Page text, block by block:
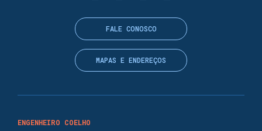
ENGENHEIRO COELHO
FALE CONOSCO
MAPAS E ENDEREÇOS